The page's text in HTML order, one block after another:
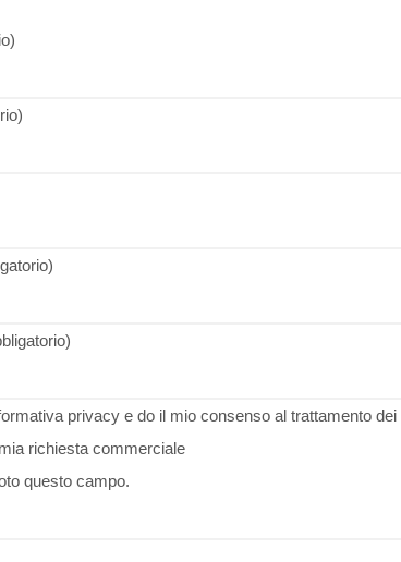
privacy e do il mio consenso al trattamento dei
richiesta commerciale
questo campo.